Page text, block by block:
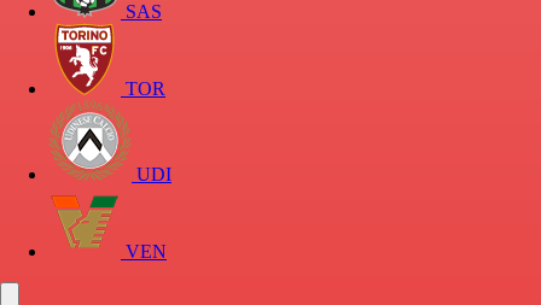
SAS
TOR
UDI
VEN